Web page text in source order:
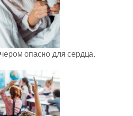
опасно для сердца.